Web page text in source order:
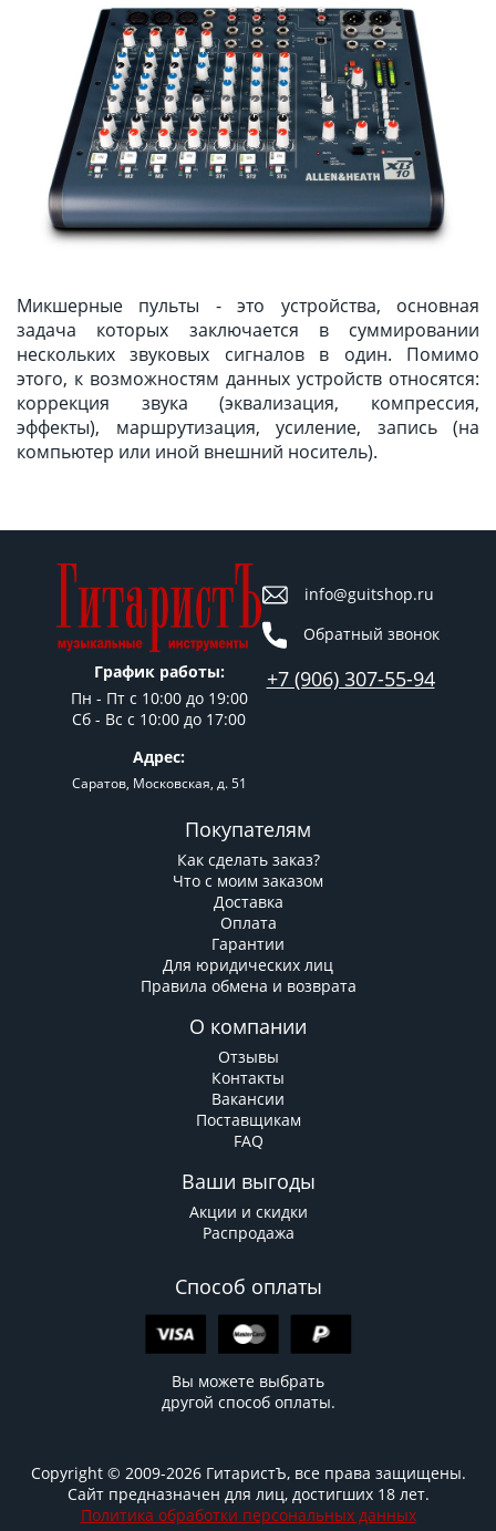
Микшерные пульты - это устройства, основная
задача которых заключается в суммировании
нескольких звуковых сигналов в один. Помимо
этого, к возможностям данных устройств относятся:
коррекция звука (эквализация, компрессия,
эффекты), маршрутизация, усиление, запись (на
компьютер или иной внешний носитель).
График работы:
Пн - Пт c 10:00 до 19:00
Сб - Вс с 10:00 до 17:00
Адрес:
Саратов, Московская, д. 51
info@guitshop.ru
Обратный звонок
+7 (906) 307-55-94
Покупателям
Как сделать заказ?
Что с моим заказом
Доставка
Оплата
Гарантии
Для юридических лиц
Правила обмена и возврата
О компании
Отзывы
Контакты
Вакансии
Поставщикам
FAQ
Ваши выгоды
Акции и скидки
Распродажа
Способ оплаты
Вы можете выбрать
другой способ оплаты.
Copyright © 2009-2026 ГитаристЪ, все права защищены.
Сайт предназначен для лиц, достигших 18 лет.
Политика обработки персональных данных